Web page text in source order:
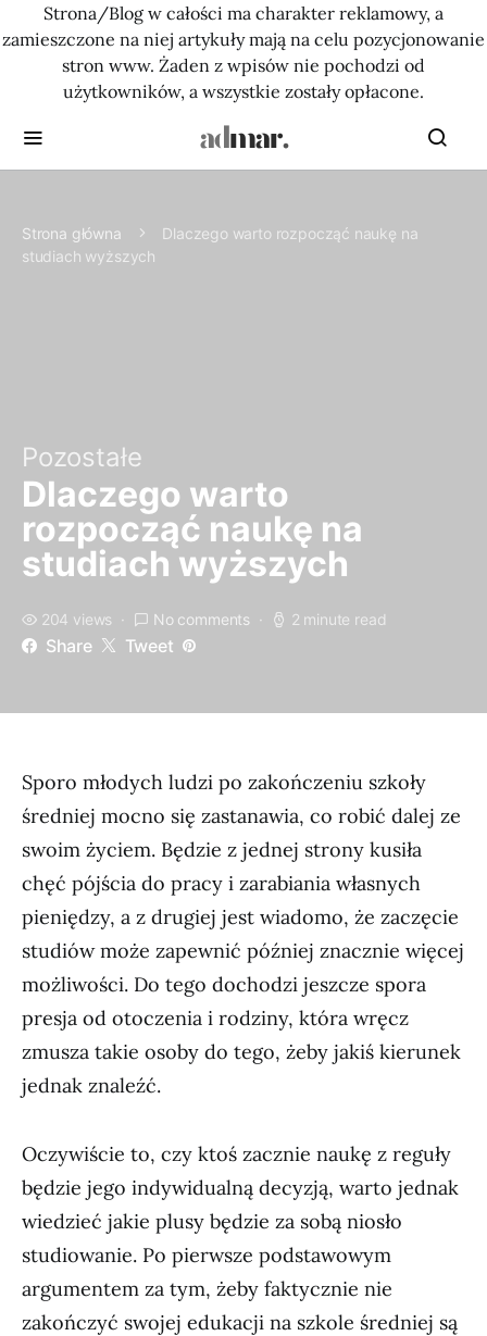
Strona/Blog w całości ma charakter reklamowy, a
zamieszczone na niej artykuły mają na celu pozycjonowanie
stron www. Żaden z wpisów nie pochodzi od
użytkowników, a wszystkie zostały opłacone.
Strona główna
Dlaczego warto rozpocząć naukę na
studiach wyższych
Pozostałe
Dlaczego warto
rozpocząć naukę na
studiach wyższych
204 views No comments 2 minute read
Share Tweet
Sporo młodych ludzi po zakończeniu szkoły
średniej mocno się zastanawia, co robić dalej ze
swoim życiem. Będzie z jednej strony kusiła
chęć pójścia do pracy i zarabiania własnych
pieniędzy, a z drugiej jest wiadomo, że zaczęcie
studiów może zapewnić później znacznie więcej
możliwości. Do tego dochodzi jeszcze spora
presja od otoczenia i rodziny, która wręcz
zmusza takie osoby do tego, żeby jakiś kierunek
jednak znaleźć.
Oczywiście to, czy ktoś zacznie naukę z reguły
będzie jego indywidualną decyzją, warto jednak
wiedzieć jakie plusy będzie za sobą niosło
studiowanie. Po pierwsze podstawowym
argumentem za tym, żeby faktycznie nie
zakończyć swojej edukacji na szkole średniej są